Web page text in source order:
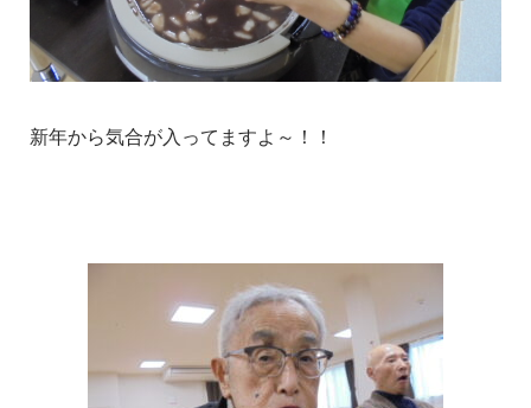
新年から気合が入ってますよ～！！